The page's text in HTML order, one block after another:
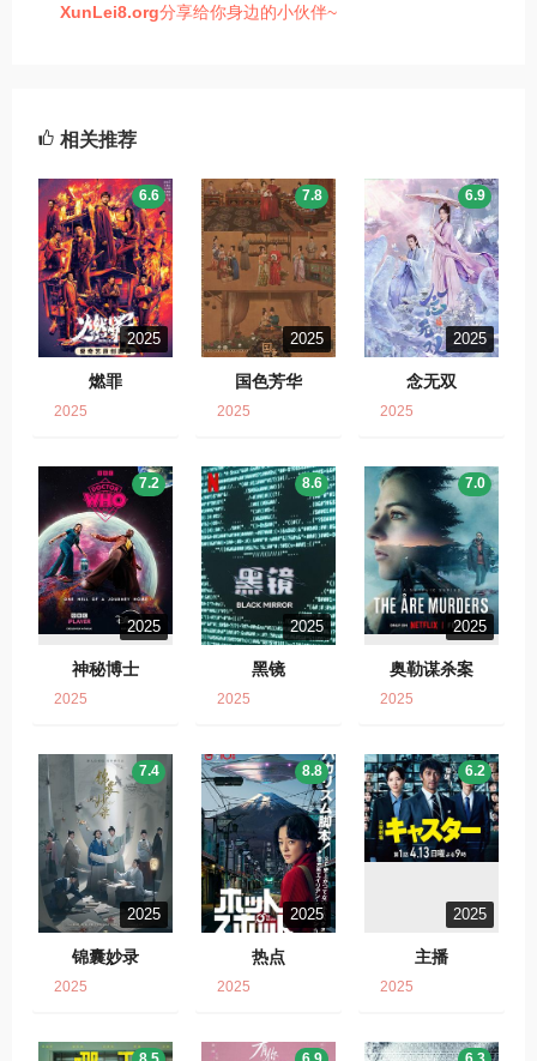
XunLei8.org分享给你身边的小伙伴~
相关推荐
2025
燃罪
6.6
2025
2025
国色芳华
7.8
2025
2025
念无双
6.9
2025
2025
神秘博士
7.2
2025
2025
黑镜
8.6
2025
2025
奥勒谋杀案
7.0
2025
2025
锦囊妙录
7.4
2025
2025
热点
8.8
2025
2025
主播
6.2
2025